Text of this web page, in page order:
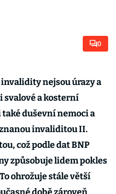
0
nejsou úrazy a
svalové a kosterní
také duševní nemoci a
invaliditou II.
což podle dat BNP
způsobuje lidem pokles
ohrožuje stále větší